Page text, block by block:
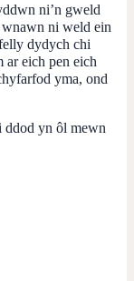
ni’n gweld
ni weld ein
dydych chi
eich pen eich
yma, ond
ddod yn ôl mewn